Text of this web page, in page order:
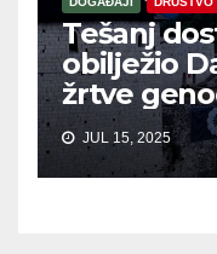
Tešanj
obilježio
žrtve
JUL 15, 2025